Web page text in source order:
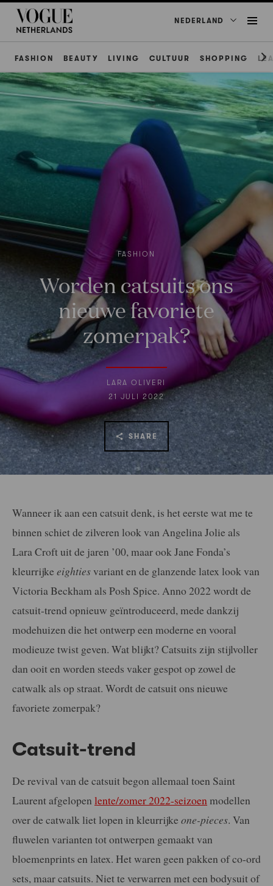
NEDERLAND
FASHION BEAUTY LIVING CULTUUR SHOPPING
FASHION
Worden catsuits ons
nieuwe favoriete
zomerpak?
LARA OLIVERI
21 JULI 2022
SHARE
Wanneer ik aan een catsuit denk, is het eerste wat me te
binnen schiet de zilveren look van Angelina Jolie als
Lara Croft uit de jaren ’00, maar ook Jane Fonda’s
kleurrijke eightiesvariant en de glanzende latex look van
Victoria Beckham als Posh Spice. Anno 2022 wordt de
catsuit-trend opnieuw geïntroduceerd, mede dankzij
modehuizen die het ontwerp een moderne en vooral
modieuze twist geven. Wat blijkt? Catsuits zijn stijlvoller
dan ooit en worden steeds vaker gespot op zowel de
catwalk als op straat. Wordt de catsuit ons nieuwe
favoriete zomerpak?
Catsuit-trend
De revival van de catsuit begon allemaal toen Saint
Laurent afgelopen lente/zomer 2022-seizoen modellen
over de catwalk liet lopen in kleurrijke one-pieces. Van
fluwelen varianten tot ontwerpen gemaakt van
bloemenprints en latex. Het waren geen pakken of co-ord
sets, maar catsuits. Niet te verwarren met een bodysuit of